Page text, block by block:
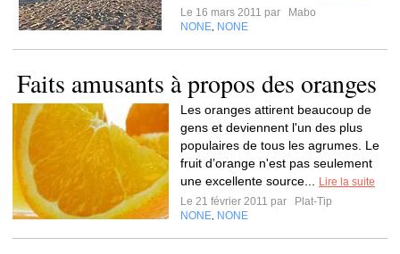
Le 16 mars 2011 par
Mabo
NONE NONE
Faits amusants à propos des oranges
Les oranges attirent beaucoup de
gens et deviennent l'un des plus
populaires de tous les agrumes. Le
fruit d’orange n'est pas seulement
une excellente source...
Lire la suite
Le 21 février 2011 par
Plat-Tip
NONE NONE